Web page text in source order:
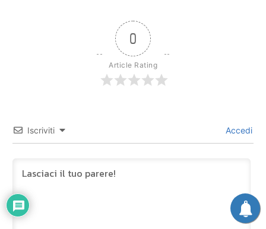
0
Article Rating
Iscriviti Accedi